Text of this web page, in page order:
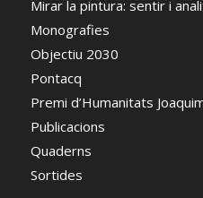
Mirar la pintura: sentir i
Monografies
Objectiu 2030
Pontacq
Premi d’Humanitats
Publicacions
Quaderns
Sortides